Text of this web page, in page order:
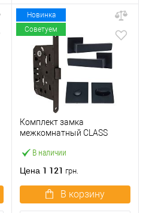
Новинка
Советуем
В наличии
Комплект замка
межкомнатный CLASS
WC с ручками и воротком
Цена 1 121 грн.
В корзину